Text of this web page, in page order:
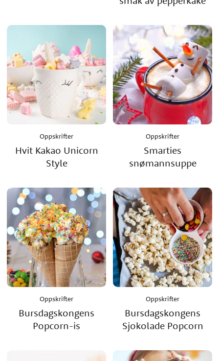
Oppskrifter
Hvit Kakao Unicorn
Style
Oppskrifter
Smarties
snømannsuppe
Oppskrifter
Bursdagskongens
Popcorn-is
Oppskrifter
Bursdagskongens
Sjokolade Popcorn